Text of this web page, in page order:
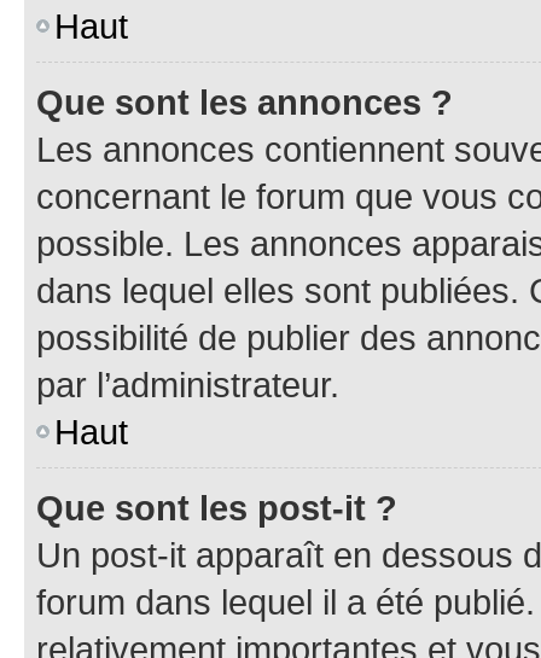
Haut
Que sont les annonces ?
Les annonces contiennent
concernant le forum que vous
possible. Les annonces
dans lequel elles sont publiées.
possibilité de publier des
par l’administrateur.
Haut
Que sont les post-it ?
Un post-it apparaît en dessous
forum dans lequel il a été
relativement importantes et